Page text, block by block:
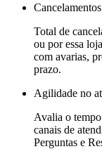
Cancelamentos
Total de
ou por essa
com avarias,
prazo.
Agilidade no
Avalia o
canais de
Perguntas e